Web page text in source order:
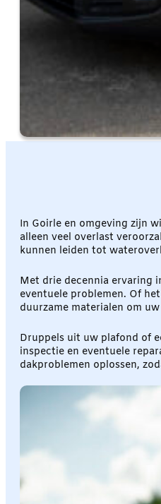
In Goirle en omgeving zijn
alleen veel overlast
kunnen leiden tot
Met drie decennia ervaring
eventuele problemen. Of
duurzame materialen om
Druppels uit uw plafond of
inspectie en eventuele
dakproblemen oplossen,